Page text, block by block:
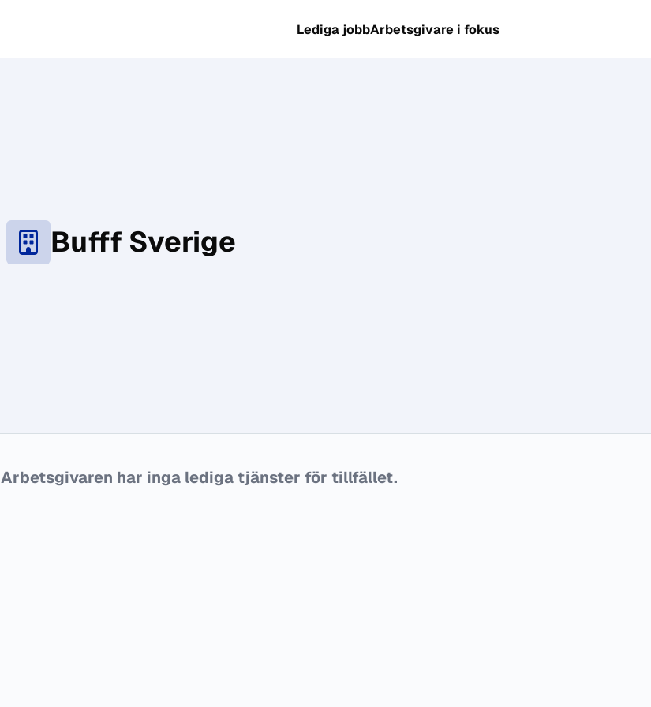
Lediga jobbArbetsgivare i fokus
Bufff Sverige
Arbetsgivaren har inga lediga tjänster för tillfället.